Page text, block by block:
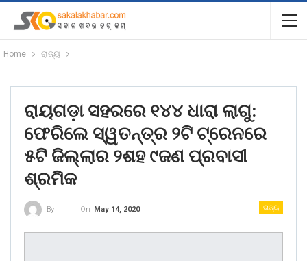
Home ରାଜ୍ୟ
ରାୟଗଡ଼ା ସହରରେ ୧୪୪ ଧାରା ଲାଗୁ:
ଫେରିଲେ ସ୍ୱତନ୍ତ୍ର ୨ଟି ଟ୍ରେନରେ
୫ଟି ଜିଲ୍ଲାର ୨ଶହ ୯ଜଣ ପ୍ରବାସୀ
ଶ୍ରମିକ
ରାଜ୍ୟ
By On May 14, 2020